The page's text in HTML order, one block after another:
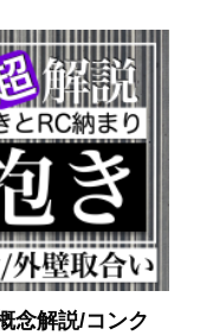
念解説/コンク